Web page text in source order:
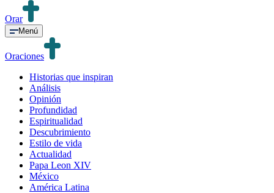
Orar
Menú
Oraciones
Historias que inspiran
Análisis
Opinión
Profundidad
Espiritualidad
Descubrimiento
Estilo de vida
Actualidad
Papa Leon XIV
México
América Latina